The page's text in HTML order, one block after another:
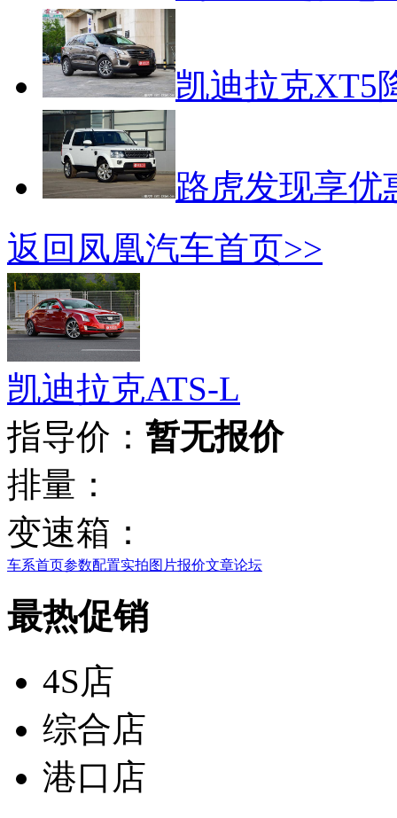
凯迪拉克XT5
路虎发现享优
返回凤凰汽车首页>>
凯迪拉克ATS-L
指导价： 暂无报价
排量：
变速箱：
车系首页参数配置实拍图片报价文章论坛
最热促销
4S店
综合店
港口店